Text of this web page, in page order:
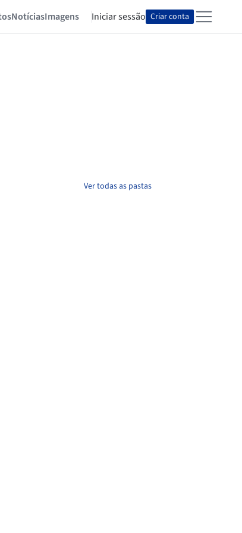
NotíciasImagens Iniciar sessão Criar conta
Ver todas as pastas